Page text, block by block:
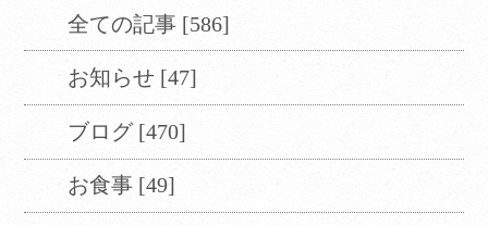
全ての記事 [586]
お知らせ [47]
ブログ [470]
お食事 [49]